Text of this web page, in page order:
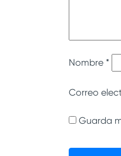
Nombre *
Correo
Guarda